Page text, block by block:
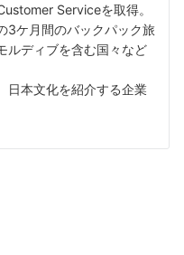
Serviceを取得。
3ケ月間のバックパック旅
ルディブを含む国々など
日本文化を紹介する企業